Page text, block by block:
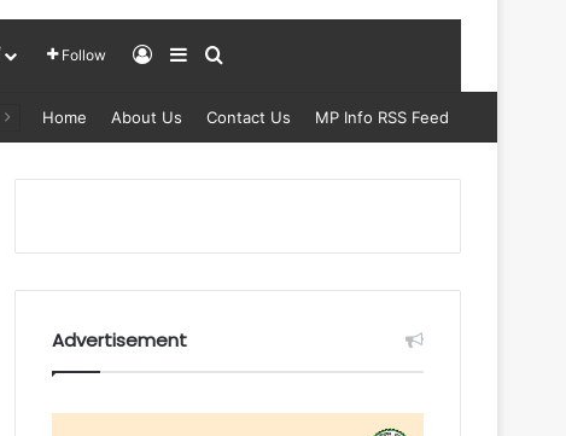
Follow Log InSidebar
Home About Us Contact Us MP Info RSS Feed
Advertisement